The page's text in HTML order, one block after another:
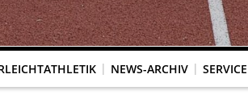
NEWS-ARCHIV SERVICE